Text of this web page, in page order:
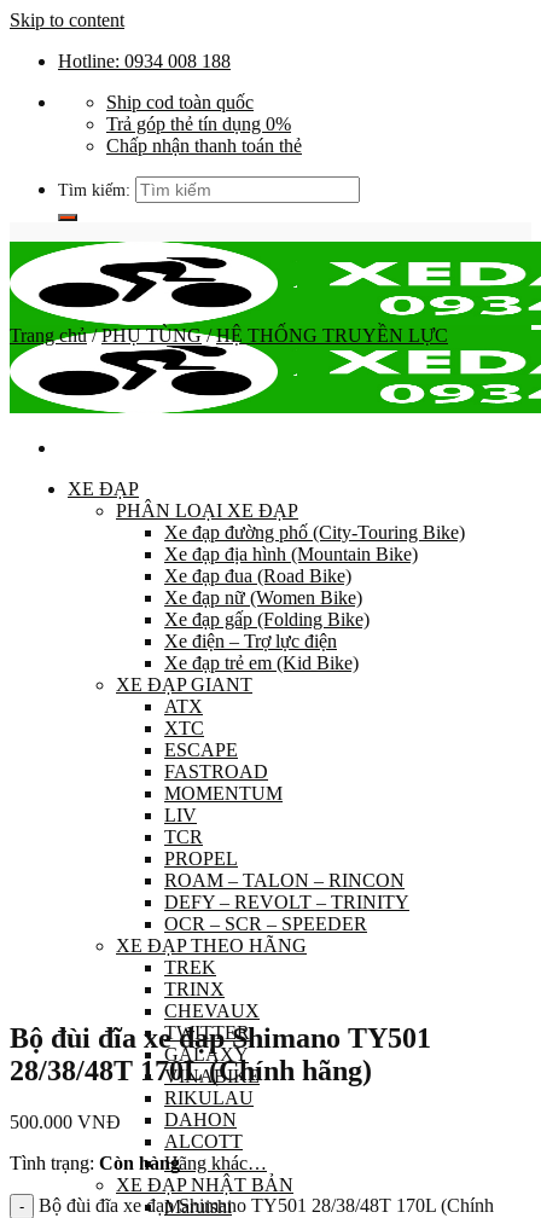
Skip to content
Hotline: 0934 008 188
Ship cod toàn quốc
Trả góp thẻ tín dụng 0%
Chấp nhận thanh toán thẻ
Tìm kiếm:
XE ĐẠP
PHÂN LOẠI XE ĐẠP
Xe đạp đường phố (City-Touring Bike)
Xe đạp địa hình (Mountain Bike)
Xe đạp đua (Road Bike)
Xe đạp nữ (Women Bike)
Xe đạp gấp (Folding Bike)
Xe điện – Trợ lực điện
Xe đạp trẻ em (Kid Bike)
XE ĐẠP GIANT
ATX
XTC
ESCAPE
FASTROAD
MOMENTUM
LIV
TCR
PROPEL
ROAM – TALON – RINCON
DEFY – REVOLT – TRINITY
OCR – SCR – SPEEDER
XE ĐẠP THEO HÃNG
TREK
TRINX
CHEVAUX
TWITTER
GALAXY
VINABIKE
RIKULAU
DAHON
ALCOTT
Hãng khác…
XE ĐẠP NHẬT BẢN
Maruishi
Trang chủ / PHỤ TÙNG / HỆ THỐNG TRUYỀN LỰC
Bộ đùi đĩa xe đạp Shimano TY501
28/38/48T 170L (Chính hãng)
500.000 VNĐ
Tình trạng: Còn hàng
Bộ đùi đĩa xe đạp Shimano TY501 28/38/48T 170L (Chính